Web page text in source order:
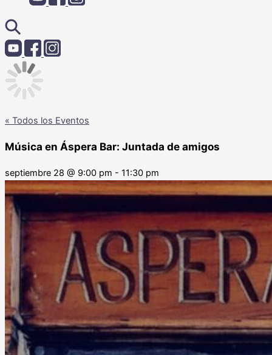
« Todos los Eventos
Música en Áspera Bar: Juntada de amigos
septiembre 28 @ 9:00 pm - 11:30 pm